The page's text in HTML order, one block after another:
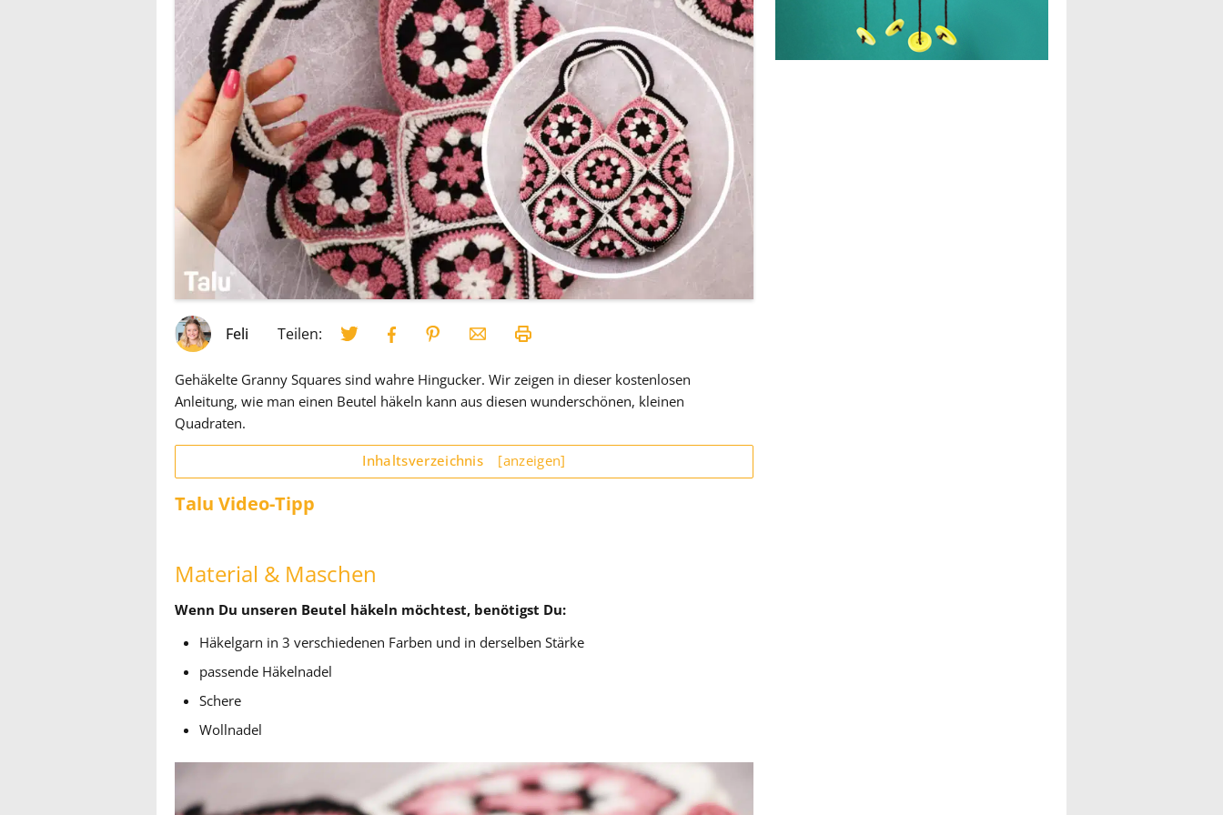
Feli Teilen:
Gehäkelte Granny Squares sind wahre Hingucker. Wir zeigen in dieser kostenlosen
Anleitung, wie man einen Beutel häkeln kann aus diesen wunderschönen, kleinen
Quadraten.
Inhaltsverzeichnis [anzeigen]
Talu Video-Tipp
Material & Maschen
Wenn Du unseren Beutel häkeln möchtest, benötigst Du:
Häkelgarn in 3 verschiedenen Farben und in derselben Stärke
passende Häkelnadel
Schere
Wollnadel